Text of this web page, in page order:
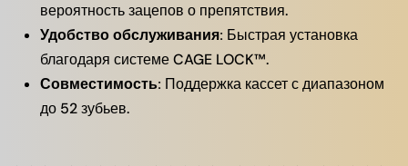
вероятность зацепов о препятствия.
Удобство обслуживания: Быстрая установка
благодаря системе CAGE LOCK™.
Совместимость: Поддержка кассет с диапазоном
до 52 зубьев.